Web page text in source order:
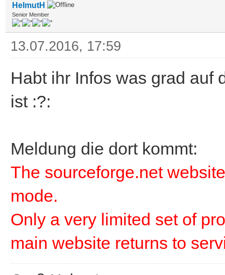
HelmutH
Senior Member
13.07.2016, 17:59
Habt ihr Infos was grad auf
ist :?:
Meldung die dort kommt:
The sourceforge.net
mode.
Only a very limited set of
main website returns to